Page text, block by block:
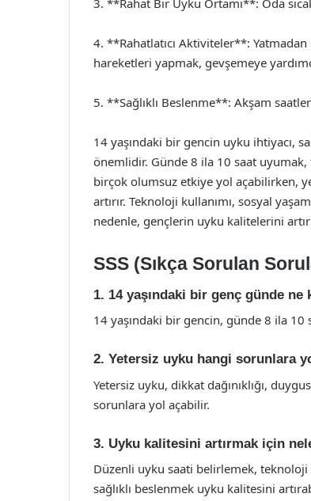
3. **Rahat Bir Uyku Ortamı**: Oda
4. **Rahatlatıcı Aktiviteler**:
hareketleri yapmak, gevşemeye
5. **Sağlıklı Beslenme**: Akşam
14 yaşındaki bir gencin uyku ihtiyacı,
önemlidir. Günde 8 ila 10 saat
birçok olumsuz etkiye yol açabilirken,
artırır. Teknoloji kullanımı, sosyal
nedenle, gençlerin uyku kalitelerini
SSS (Sıkça Sorulan
1. 14 yaşındaki bir genç günde ne
14 yaşındaki bir gencin, günde 8 ila 10
2. Yetersiz uyku hangi sorunlara
Yetersiz uyku, dikkat dağınıklığı,
sorunlara yol açabilir.
3. Uyku kalitesini artırmak için
Düzenli uyku saati belirlemek, teknoloji
sağlıklı beslenmek uyku kalitesini